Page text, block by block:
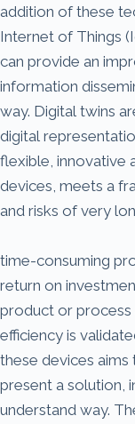
addition of these
Internet of Things
can provide an
information
way. Digital twins
digital
flexible, innovative
devices, meets a
and risks of very
time-consuming
return on
product or process
efficiency is
these devices
present a solution,
understand way.